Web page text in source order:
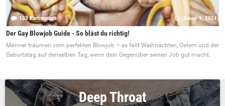
103 Kommentare Januar 9, 2024
Der Gay Blowjob Guide - So bläst du richtig!
Männer träumen vom perfekten Blowjob – es fällt Weihnachten, Ostern und der
Geburtstag auf denselben Tag, wenn dein Gegenüber seinen Job gut macht.
Deep Throat